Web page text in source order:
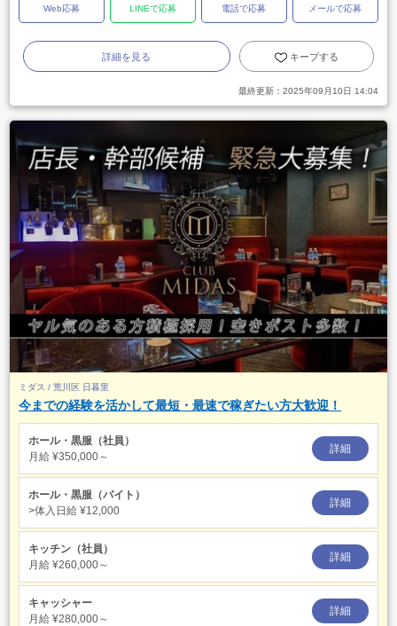
Web応募 LINEで応募 電話で応募 メールで応募
詳細を見る キープする
最終更新： 2025年09月10日 14:04
ミダス / 荒川区 日暮里
今までの経験を活かして最短・最速で稼ぎたい方大歓迎！
ホール・黒服（社員）
月給 ¥350,000～
詳細
ホール・黒服（バイト）
>体入日給 ¥12,000
詳細
キッチン（社員）
月給 ¥260,000～
詳細
キャッシャー
月給 ¥280,000～
詳細